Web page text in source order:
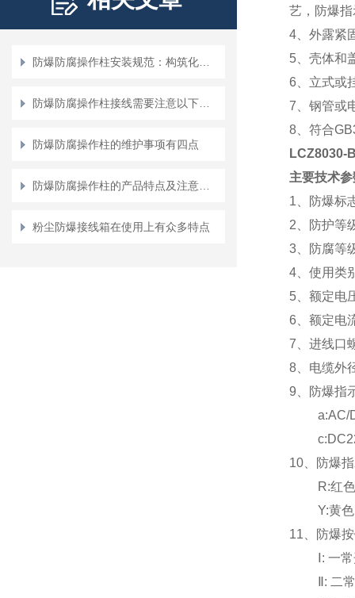
防爆防腐操作柱的维护事项有四点
粉尘防爆接线箱在使用上有众多特点
艺，防爆
4、外露紧
5、壳体和
6 、立式
7 、钢管或
8、符合
LCZ8030-
主要技术
1 、防爆标
2 、防护等
3、防腐等
4、使用类
5、额定电
6 、额定电
7 、进线口
8、电缆外
9、防爆指
a:AC/
10、防爆
R:
Y:黄
11 、防爆
Ⅰ: 一
Ⅱ: 二